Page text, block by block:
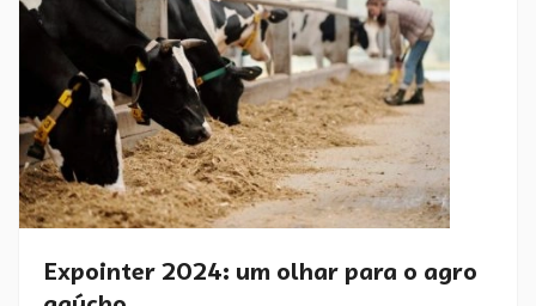
Expointer 2024: um olhar para o agro